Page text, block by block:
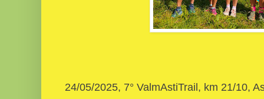
24/05/2025, 7° ValmAstiTrail, km 21/10,